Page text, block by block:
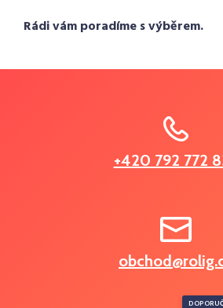
Rádi vám poradíme s výběrem.
+420 792 772